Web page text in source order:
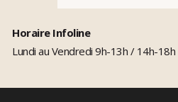
Horaire Infoline
Lundi au Vendredi 9h-13h / 14h-18h